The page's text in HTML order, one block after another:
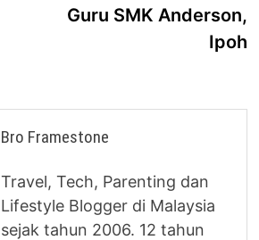
Guru SMK Anderson,
Ipoh
Bro Framestone
Travel, Tech, Parenting dan
Lifestyle Blogger di Malaysia
sejak tahun 2006. 12 tahun